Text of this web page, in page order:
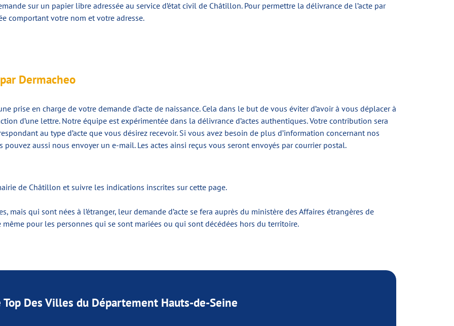
sur un papier libre adressée au service d’état civil de Châtillon. Pour permettre la délivrance de l’acte par
comportant votre nom et votre adresse.
Dermacheo
prise en charge de votre demande d’acte de naissance. Cela dans le but de vous éviter d’avoir à vous déplacer à
d’une lettre. Notre équipe est expérimentée dans la délivrance d’actes authentiques. Votre contribution sera
au type d’acte que vous désirez recevoir. Si vous avez besoin de plus d’information concernant nos
aussi nous envoyer un e-mail. Les actes ainsi reçus vous seront envoyés par courrier postal.
de Châtillon et suivre les indications inscrites sur cette page.
mais qui sont nées à l’étranger, leur demande d’acte se fera auprès du ministère des Affaires étrangères de
même pour les personnes qui se sont mariées ou qui sont décédées hors du territoire.
Top Des Villes du Département Hauts-de-Seine